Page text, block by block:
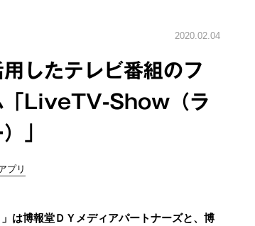
2020.02.04
したテレビ番組のフ
「LiveTV-Show（ラ
」
プリ
は博報堂ＤＹメディアパートナーズと、博